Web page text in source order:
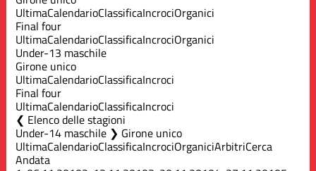
UltimaCalendarioClassificaIncrociOrganici
Final four
UltimaCalendarioClassificaIncrociOrganici
Under-13 maschile
Girone unico
UltimaCalendarioClassificaIncroci
Final four
UltimaCalendarioClassificaIncroci
Elenco delle stagioni
Under-14 maschile ❯ Girone unico
UltimaCalendarioClassificaIncrociOrganiciArbitriCerca
Andata